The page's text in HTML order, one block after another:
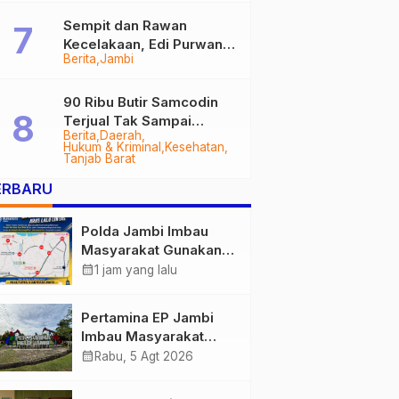
Berita Jambi
Sempit dan Rawan
Kecelakaan, Edi Purwanto
Targetkan Jalan Lintas
2028
Berita Daerah
Hukum & Kriminal
Kesehatan
Tanjab Barat
90 Ribu Butir Samcodin
Terjual Tak Sampai
Setahun, Indra Safari
Desak Audit Menyeluruh
Polda Jambi Imbau
Masyarakat Gunakan
Jalur Alternatif Selama
calendar_month1 jam yang lalu
Pertamina EP Jambi
Imbau Masyarakat
Tidak Beraktivitas di
calendar_month Rabu, 5 Agt 2026